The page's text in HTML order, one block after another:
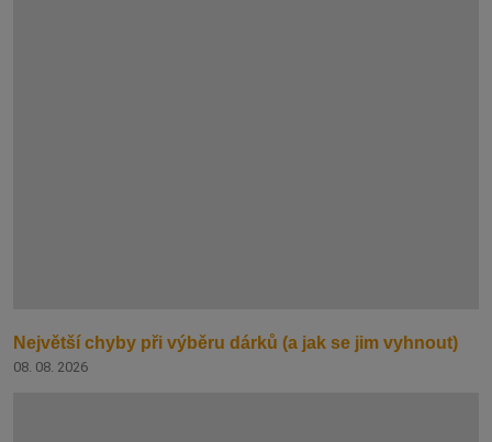
Největší chyby při výběru dárků (a jak se jim vyhnout)
08. 08. 2026